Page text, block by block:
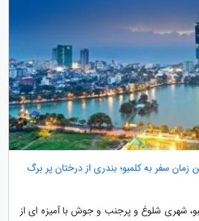
زمان سفر به کلمبو؛ بندری از درختان پر برگ
شهری شلوغ و پرجنب و جوش با آمیزه ای از